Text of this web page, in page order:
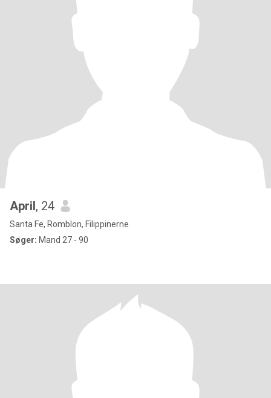
April, 24
Santa Fe, Romblon, Filippinerne
Søger: Mand 27 - 90